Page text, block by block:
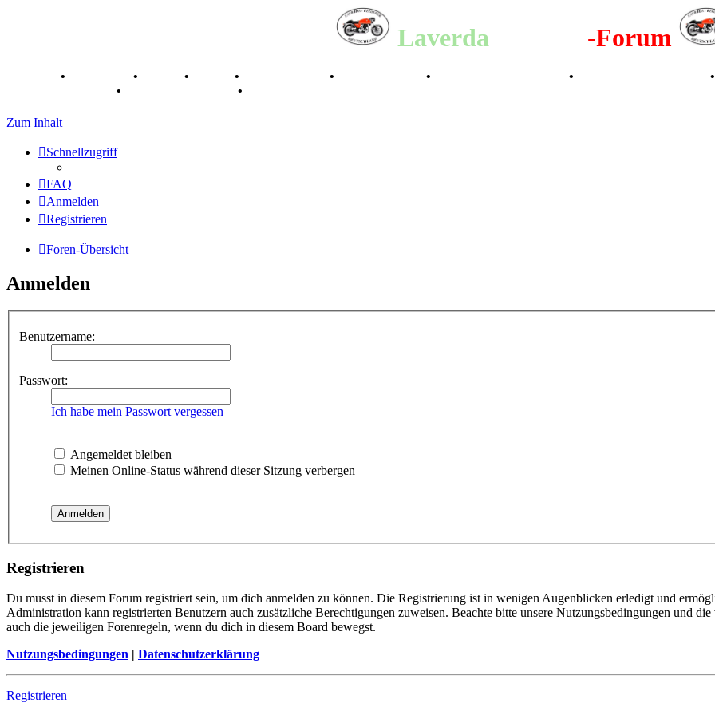
Laverda -Forum
• • • • • • • •
• •
Zum Inhalt
Schnellzugriff
FAQ
Anmelden
Registrieren
Foren-Übersicht
Anmelden
Benutzername:
Passwort:
Ich habe mein Passwort vergessen
Angemeldet bleiben
Meinen Online-Status während dieser Sitzung verbergen
Registrieren
Du musst in diesem Forum registriert sein, um dich anmelden zu können. Die Registrierung ist in wenigen Augenblicken erledigt und
Administration kann registrierten Benutzern auch zusätzliche Berechtigungen zuweisen. Beachte bitte unsere Nutzungsbedingungen und
auch die jeweiligen Forenregeln, wenn du dich in diesem Board bewegst.
Nutzungsbedingungen | Datenschutzerklärung
Registrieren